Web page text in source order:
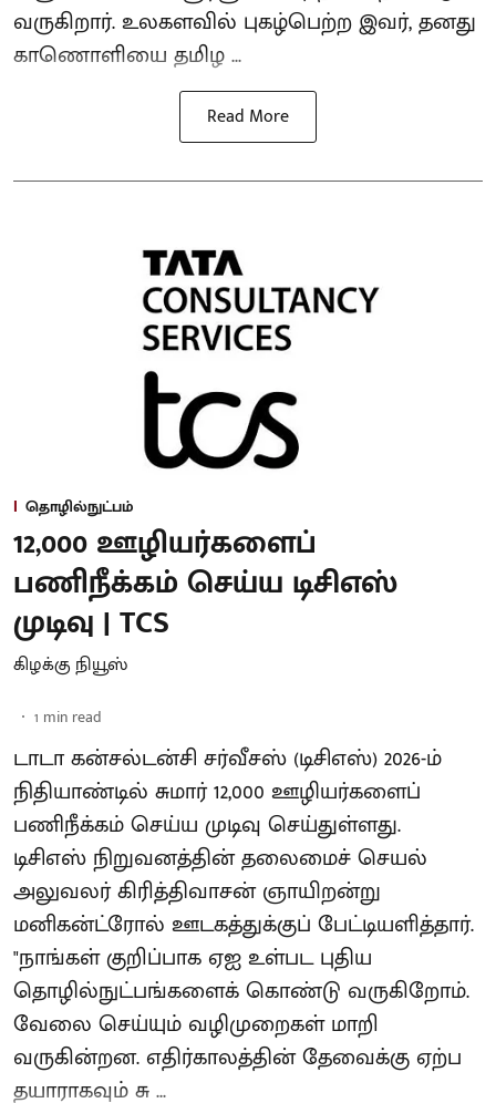
வருகிறார். உலகளவில் புகழ்பெற்ற இவர், தனது
காணொளியை தமிழ ...
Read More
தொழில்நுட்பம்
12,000 ஊழியர்களைப்
பணிநீக்கம் செய்ய டிசிஎஸ்
முடிவு | TCS
கிழக்கு நியூஸ்
1 min read
டாடா கன்சல்டன்சி சர்வீசஸ் (டிசிஎஸ்) 2026-ம்
நிதியாண்டில் சுமார் 12,000 ஊழியர்களைப்
பணிநீக்கம் செய்ய முடிவு செய்துள்ளது.
டிசிஎஸ் நிறுவனத்தின் தலைமைச் செயல்
அலுவலர் கிரித்திவாசன் ஞாயிறன்று
மனிகன்ட்ரோல் ஊடகத்துக்குப் பேட்டியளித்தார்.
"நாங்கள் குறிப்பாக ஏஐ உள்பட புதிய
தொழில்நுட்பங்களைக் கொண்டு வருகிறோம்.
வேலை செய்யும் வழிமுறைகள் மாறி
வருகின்றன. எதிர்காலத்தின் தேவைக்கு ஏற்ப
தயாராகவும் சு ...